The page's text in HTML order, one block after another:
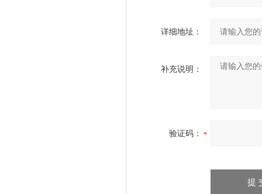
详细地址：
补充说明：
验证码：